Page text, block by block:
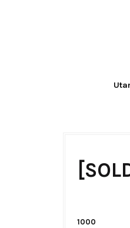
1000